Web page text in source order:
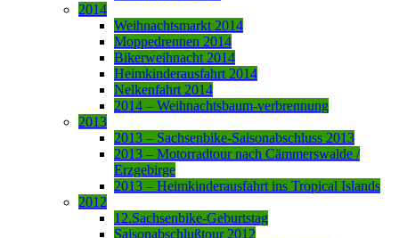
2014
Weihnachtsmarkt 2014
Moppedrennen 2014
Bikerweihnacht 2014
Heimkinderausfahrt 2014
Nelkenfahrt 2014
2014 – Weihnachtsbaum-verbrennung
2013
2013 – Sachsenbike-Saisonabschluss 2013
2013 – Motorradtour nach Cämmerswalde /
Erzgebirge
2013 – Heimkinderausfahrt ins Tropical Islands
2012
12.Sachsenbike-Geburtstag
Saisonabschlußtour 2012